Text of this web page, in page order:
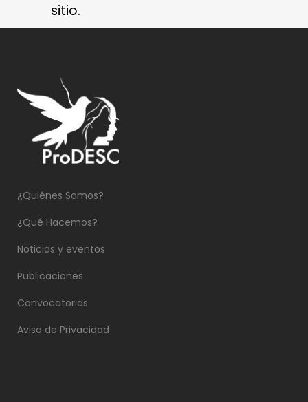
sitio.
¿Quiénes Somos?
¿Qué Hacemos?
Noticias y eventos
Publicaciones
Convocatorias
Aviso de Privacidad